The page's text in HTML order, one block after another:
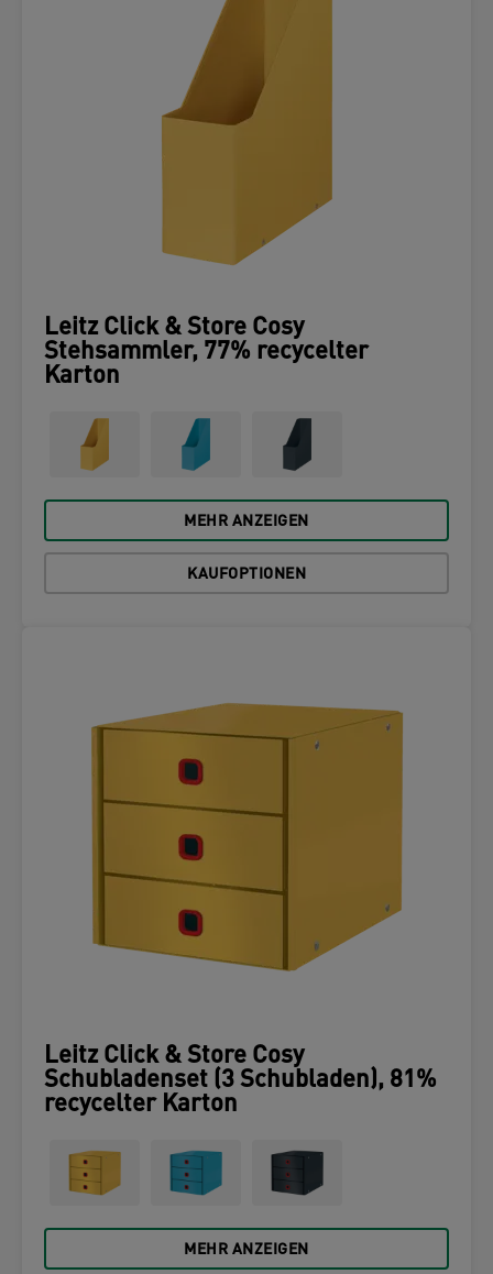
Leitz Click & Store Cosy
Stehsammler, 77% recycelter
Karton
MEHR ANZEIGEN
KAUFOPTIONEN
Leitz Click & Store Cosy
Schubladenset (3 Schubladen), 81%
recycelter Karton
MEHR ANZEIGEN